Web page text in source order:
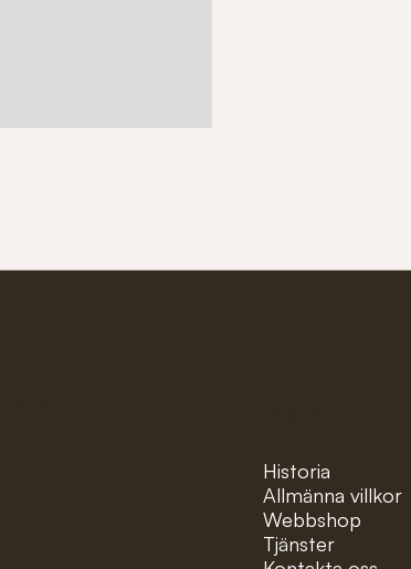
Historia
Allmänna villkor
Webbshop
Tjänster